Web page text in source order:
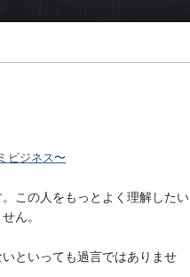
ビジネス〜
この人をもっとよく理解したい
ん。
といっても過言ではありませ